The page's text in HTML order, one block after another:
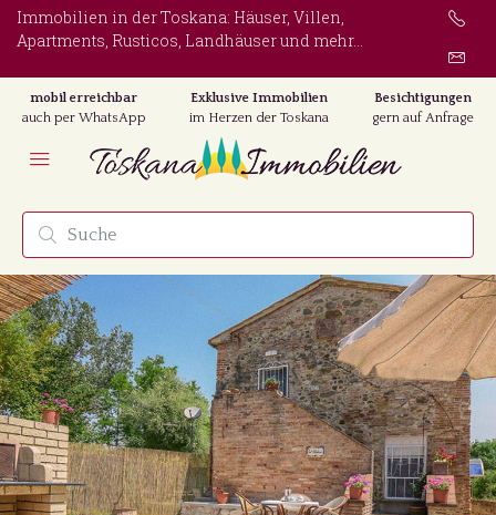
Immobilien in der Toskana: Häuser, Villen,
Apartments, Rusticos, Landhäuser und mehr...
mobil erreichbar
auch per WhatsApp
Exklusive Immobilien
im Herzen der Toskana
Besichtigungen
gern auf Anfrage